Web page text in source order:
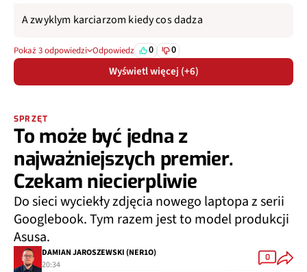
A zwyklym karciarzom kiedy cos dadza
Pokaż 3 odpowiedzi Odpowiedz 0 0
Wyświetl więcej (+6)
SPRZĘT
To może być jedna z
najważniejszych premier.
Czekam niecierpliwie
Do sieci wyciekły zdjęcia nowego laptopa z serii
Googlebook. Tym razem jest to model produkcji
Asusa.
DAMIAN JAROSZEWSKI (NER1O)
20:34
0